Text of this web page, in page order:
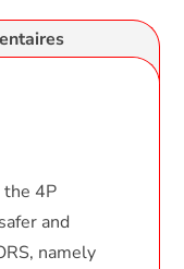
the 4P
and
namely